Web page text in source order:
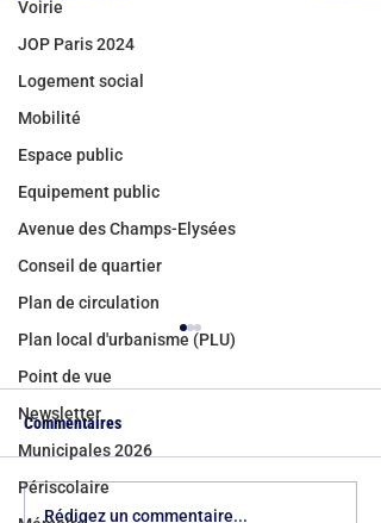
Voirie
JOP Paris 2024
Logement social
Mobilité
Espace public
Equipement public
Avenue des Champs-Elysées
Conseil de quartier
Plan de circulation
Plan local d'urbanisme (PLU)
Point de vue
Newsletter
Municipales 2026
Périscolaire
100 jours d’action pour le 8e
Commentaires
Rédigez un commentaire...